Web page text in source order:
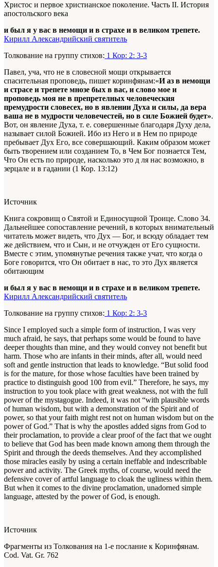
Христос и первое христианское поколение. Часть II. История
апостольского века
и был я у вас в немощи и в страхе и в великом трепете.
Кирилл Александрийский святитель
Толкование на группу стихов: 1 Кор: 2: 3-3
Павел, уча, что не в словесной мощи открывается
спасительная проповедь, пишет коринфянам:«И аз в немощи
и страсе и трепете мнозе бых в вас, и слово мое и
проповедь моя не в препретелных человеческия
премудрости словесех, но в явлении Духа и силы, да вера
ваша не в мудрости человечестей, но в силе Божией будет».
Вот, он явление Духа, т. е. совершенные благодаря Духу дела,
называет силой Божией. Ибо из Него и в Нем по природе
пребывает Дух Его, все совершающий. Каким образом может
быть творением или созданием То, в Чем Бог познается Тем,
Что Он есть по природе, насколько это д ля нас возможно, в
зерцале и в гадании (1 Кор. 13:12)
Источник
Книга сокровищ о Святой и Единосущной Троице. Слово 34.
Дальнейшее сопоставление речений, в которых внимательный
читатель может видеть, что Дух — Бог, и всюду обладает тем
же действием, что и Сын, и не отчужден от Его сущности.
Вместе с этим, упомянутые речения также учат, что когда о
Боге говорится, что Он обитает в нас, то это Дух является
обитающим
и был я у вас в немощи и в страхе и в великом трепете.
Кирилл Александрийский святитель
Толкование на группу стихов: 1 Кор: 2: 3-3
Since I employed such a simple form of instruction, I was very
much afraid, he says, that perhaps some would be found to have
deeper thoughts than mine, and they would convey not benefit but
harm. Those who are infants in their minds, after all, would need
soft and gentle instruction that leads to knowledge. “But solid food
is for the mature, for those whose faculties have been trained by
practice to distinguish good 100 from evil.” Therefore, he says, my
instruction to you took place with great weakness, not with the full
power of the mystagogue. Indeed, it was not “with plausible words
of human wisdom, but with a demonstration of the Spirit and of
power, so that your faith might rest not on human wisdom but on the
power of God.” That is why the apostles added signs from God to
their proclamation, to provide a clear proof of the fact that we ought
to believe that God has been made known among them through the
Spirit and through the deeds themselves. And they accomplished
those miracles easily by using a certain ineffable and indescribable
power and activity. The Greek myths, of course, would need the
defensive cover of artful language to cloak the ugliness within them.
But when it comes to the divine proclamation, unadorned simple
language, attested by the power of God, is enough.
Источник
Фрагменты из Толкования на 1-е послание к Коринфянам.
Cod. Vat. Gr. 762